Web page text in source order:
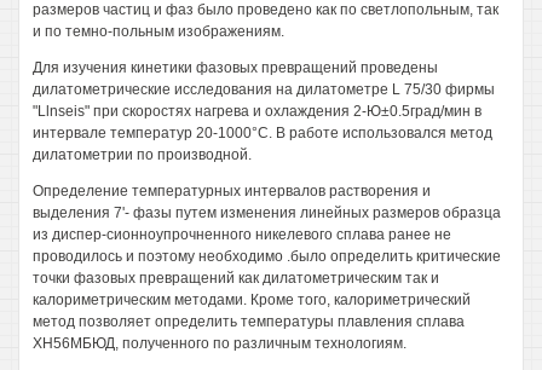
размеров частиц и фаз было проведено как по светлопольным, так
и по темно-польным изображениям.
Для изучения кинетики фазовых превращений проведены
дилатометрические исследования на дилатометре L 75/30 фирмы
"Llnseis" при скоростях нагрева и охлаждения 2-Ю±0.5град/мин в
интервале температур 20-1000°С. В работе использовался метод
дилатометрии по производной.
Определение температурных интервалов растворения и
выделения 7'- фазы путем изменения линейных размеров образца
из диспер-сионноупрочненного никелевого сплава ранее не
проводилось и поэтому необходимо .было определить критические
точки фазовых превращений как дилатометрическим так и
калориметрическим методами. Кроме того, калориметрический
метод позволяет определить температуры плавления сплава
ХН56МБЮД, полученного по различным технологиям.